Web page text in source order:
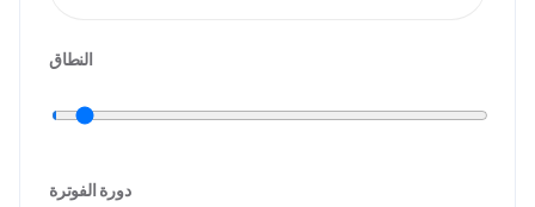
النطاق
دورة الفوترة